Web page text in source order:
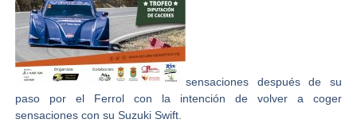
sensaciones después de su
paso por el Ferrol con la intención de volver a coger
sensaciones con su Suzuki Swift.